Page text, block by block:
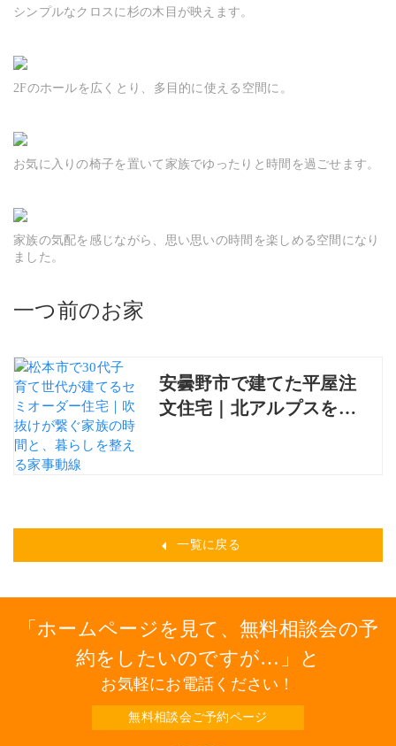
シンプルなクロスに杉の木目が映えます。
2Fのホールを広くとり、多目的に使える空間に。
お気に入りの椅子を置いて家族でゆったりと時間を過ごせます。
家族の気配を感じながら、思い思いの時間を楽しめる空間になり
ました。
一つ前のお家
安曇野市で建てた平屋注
文住宅｜北アルプスを望
一覧に戻る
ホームページを見て、無料相談会の予
約をしたいのですが…
と
お気軽にお電話ください！
無料相談会ご予約ページ